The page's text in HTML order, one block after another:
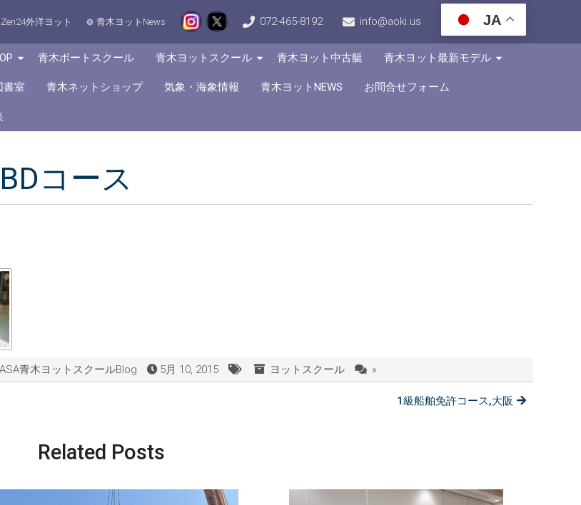
Zen24外洋ヨット 青木ヨットNews 072-465-8192 info@aoki.us JA
青木ボートスクール 青木ヨットスクール 青木ヨット中古艇 青木ヨット最新モデル
書室 青木ネットショップ 気象・海象情報 青木ヨットNEWS お問合せフォーム
コース
青木ヨットスクールBlog 5月 10, 2015 ヨットスクール »
1級船舶免許コース,大阪
Related Posts